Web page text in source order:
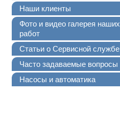
Наши клиенты
+
Фото и видео галерея наших
работ
+
Статьи о Сервисной службе
Часто задаваемые вопросы
Насосы и автоматика